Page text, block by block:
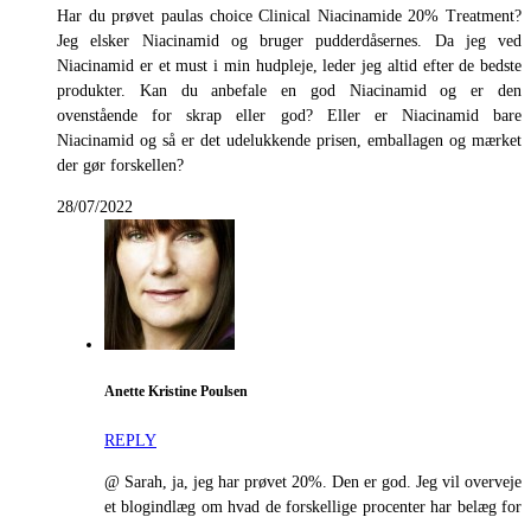
Har du prøvet paulas choice Clinical Niacinamide 20% Treatment?
Jeg elsker Niacinamid og bruger pudderdåsernes. Da jeg ved
Niacinamid er et must i min hudpleje, leder jeg altid efter de bedste
produkter. Kan du anbefale en god Niacinamid og er den
ovenstående for skrap eller god? Eller er Niacinamid bare
Niacinamid og så er det udelukkende prisen, emballagen og mærket
der gør forskellen?
28/07/2022
Anette Kristine Poulsen
REPLY
@ Sarah, ja, jeg har prøvet 20%. Den er god. Jeg vil overveje
et blogindlæg om hvad de forskellige procenter har belæg for